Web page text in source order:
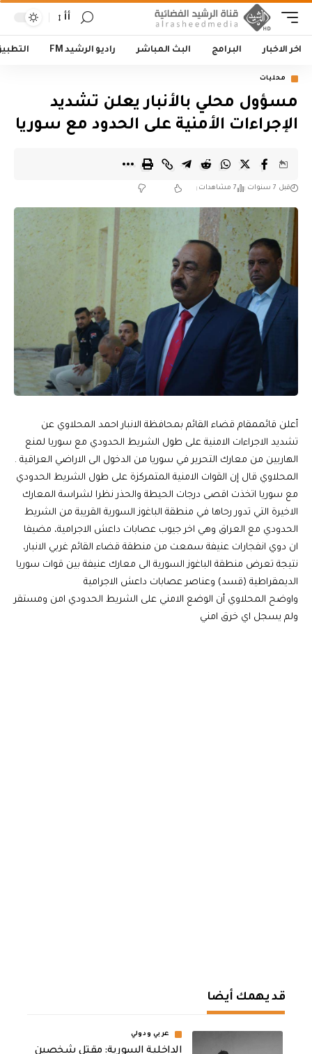
أأ
اخر الاخبار البرامج البث المباشر راديو الرشيد FM
محليات
مسؤول محلي بالأنبار يعلن تشديد
الإجراءات الأمنية على الحدود مع سوريا
قبل 7 سنوات 7 مشاهدات
أعلن قائممقام قضاء القائم بمحافظة الانبار احمد المحلاوي عن
تشديد الاجراءات الامنية على طول الشريط الحدودي مع سوريا لمنع
الهاربين من معارك التحرير في سوريا من الدخول الى الاراضي العراقية .
المحلاوي قال إن القوات الامنية المتمركزة على طول الشريط الحدودي
مع سوريا اتخذت اقصى درجات الحيطة والحذر نظرا لشراسة المعارك
الاخيرة التي تدور رحاها في منطقة الباغوز السورية القريبة من الشريط
الحدودي مع العراق وهي اخر جيوب عصابات داعش الاجرامية، مضيفا
ان دوي انفجارات عنيفة سمعت من منطقة قضاء القائم غربي الانبار،
نتيجة تعرض منطقة الباغوز السورية الى معارك عنيفة بين قوات سوريا
الديمقراطية (قسد) وعناصر عصابات داعش الاجرامية
واوضح المحلاوي أن الوضع الامني على الشريط الحدودي امن ومستقر
ولم يسجل اي خرق امني
قد يهمك أيضا
عربي ودولي
الداخلية السورية: مقتل شخصين